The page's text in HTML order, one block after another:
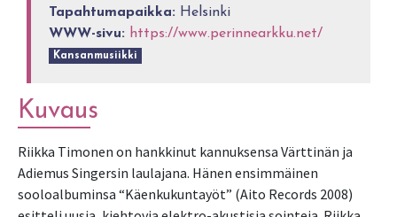
Tapahtumapaikka: Helsinki
WWW-sivu: https://www.perinnearkku.net/
Kansanmusiikki
Kuvaus
Riikka Timonen on hankkinut kannuksensa Värttinän ja
Adiemus Singersin laulajana. Hänen ensimmäinen
sooloalbuminsa “Käenkukuntayöt” (Aito Records 2008)